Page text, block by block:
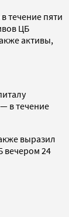
течение пяти
ЦБ
активы,
в течение
выразил
вечером 24